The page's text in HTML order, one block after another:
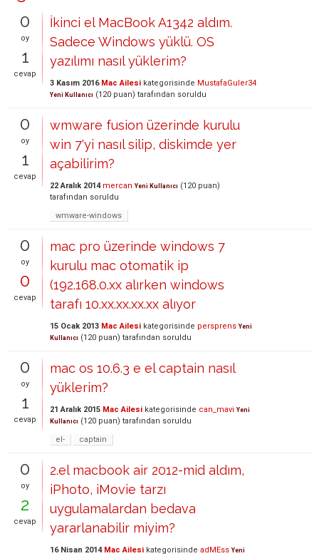
0
oy
1
cevap
İkinci el MacBook A1342 aldım.
Sadece Windows yüklü. OS
yazılımı nasıl yüklerim?
3 Kasım 2016 Mac Ailesi kategorisinde MustafaGuler34
Yeni Kullanıcı (120 puan) tarafından soruldu
0
oy
1
cevap
wmware fusion üzerinde kurulu
win 7'yi nasıl silip, diskimde yer
açabilirim?
22 Aralık 2014 mercan Yeni Kullanıcı (120 puan)
tarafından soruldu
wmware-windows
0
oy
0
cevap
mac pro üzerinde windows 7
kurulu mac otomatik ip
(192.168.0.xx alırken windows
tarafı 10.xx.xx.xx.xx alıyor
15 Ocak 2013 Mac Ailesi kategorisinde persprens Yeni
Kullanıcı (120 puan) tarafından soruldu
0
oy
1
cevap
mac os 10.6.3 e el captain nasıl
yüklerim?
21 Aralık 2015 Mac Ailesi kategorisinde can_mavi Yeni
Kullanıcı (120 puan) tarafından soruldu
el-
captain
0
oy
2
cevap
2.el macbook air 2012-mid aldım,
iPhoto, iMovie tarzı
uygulamalardan bedava
yararlanabilir miyim?
16 Nisan 2014 Mac Ailesi kategorisinde adMEss Yeni